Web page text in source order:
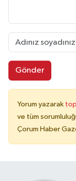
Gönder
Yorum yazarak
ve tüm
Çorum Haber